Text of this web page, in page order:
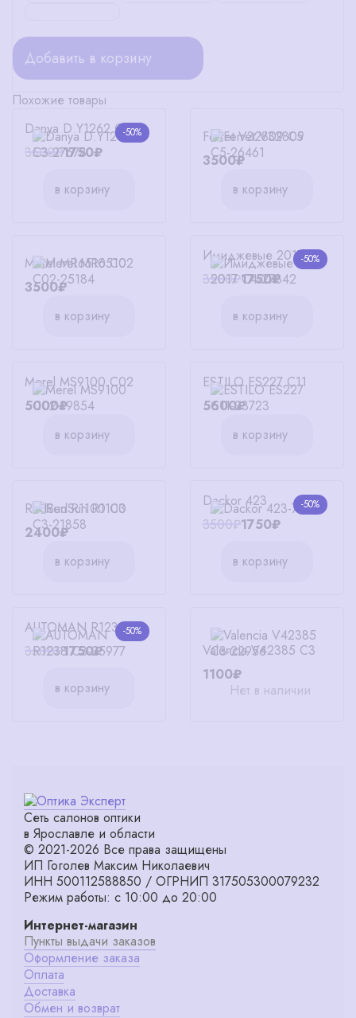
Добавить в корзину
Похожие товары
-50%
Danya D.Y1262 C3
3500₽1750₽
в корзину
Ferret V32809 C5
3500₽
в корзину
Merel MR6510 C02
3500₽
в корзину
-50%
Имиджевые 2017 C4
3500₽1750₽
в корзину
Merel MS9100 C02
5000₽
в корзину
ESTILO ES227 C11
5600₽
в корзину
RedSun R1100 C3
2400₽
в корзину
-50%
Dackor 423
3500₽1750₽
в корзину
-50%
AUTOMAN R1238 C3
3500₽1750₽
в корзину
Valencia V42385 C3
1100₽
Нет в наличии
Сеть салонов оптики
в Ярославле и области
© 2021-2026 Все права защищены
ИП Гоголев Максим Николаевич
ИНН 500112588850 / ОГРНИП 317505300079232
Режим работы: с 10:00 до 20:00
Интернет-магазин
Пункты выдачи заказов
Оформление заказа
Оплата
Доставка
Обмен и возврат